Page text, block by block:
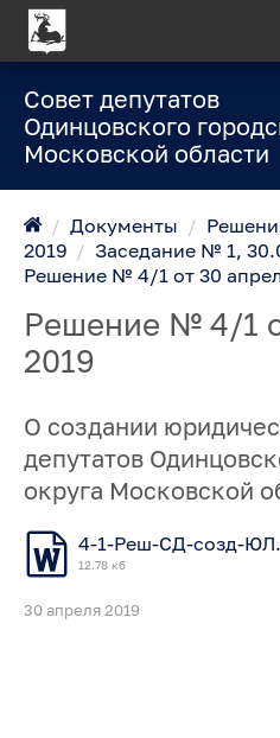
Совет депутатов
Одинцовского
Московской области
/ Документы /
2019
/ Заседание № 1,
Решение № 4/1 от 30
Решение № 4/1
2019
О создании
депутатов
округа Московской
4-1-Реш-СД-созд-
12.78 кб
30 апреля 2019